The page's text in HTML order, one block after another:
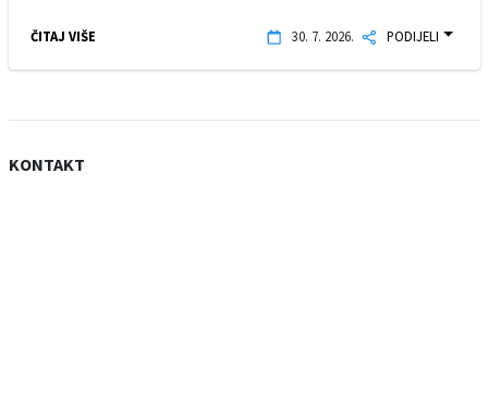
ČITAJ VIŠE 30. 7. 2026. PODIJELI
KONTAKT